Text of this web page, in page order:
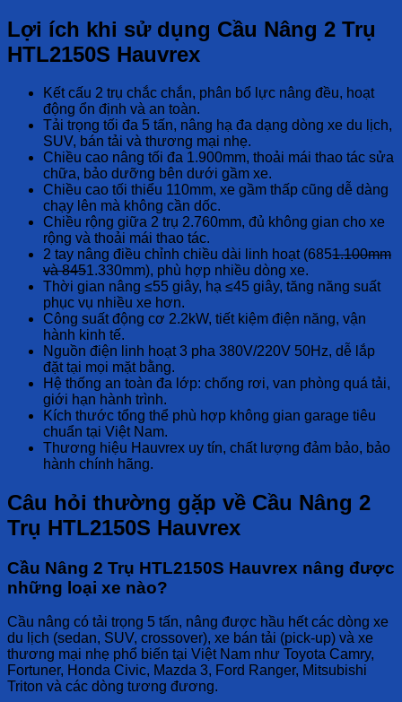
Lợi ích khi sử dụng Cầu Nâng 2 Trụ
HTL2150S Hauvrex
Kết cấu 2 trụ chắc chắn, phân bổ lực nâng đều, hoạt
động ổn định và an toàn.
Tải trọng tối đa 5 tấn, nâng hạ đa dạng dòng xe du lịch,
SUV, bán tải và thương mại nhẹ.
Chiều cao nâng tối đa 1.900mm, thoải mái thao tác sửa
chữa, bảo dưỡng bên dưới gầm xe.
Chiều cao tối thiểu 110mm, xe gầm thấp cũng dễ dàng
chạy lên mà không cần dốc.
Chiều rộng giữa 2 trụ 2.760mm, đủ không gian cho xe
rộng và thoải mái thao tác.
2 tay nâng điều chỉnh chiều dài linh hoạt (6851.100mm
và 8451.330mm), phù hợp nhiều dòng xe.
Thời gian nâng ≤55 giây, hạ ≤45 giây, tăng năng suất
phục vụ nhiều xe hơn.
Công suất động cơ 2.2kW, tiết kiệm điện năng, vận
hành kinh tế.
Nguồn điện linh hoạt 3 pha 380V/220V 50Hz, dễ lắp
đặt tại mọi mặt bằng.
Hệ thống an toàn đa lớp: chống rơi, van phòng quá tải,
giới hạn hành trình.
Kích thước tổng thể phù hợp không gian garage tiêu
chuẩn tại Việt Nam.
Thương hiệu Hauvrex uy tín, chất lượng đảm bảo, bảo
hành chính hãng.
Câu hỏi thường gặp về Cầu Nâng 2
Trụ HTL2150S Hauvrex
Cầu Nâng 2 Trụ HTL2150S Hauvrex nâng được
những loại xe nào?
Cầu nâng có tải trọng 5 tấn, nâng được hầu hết các dòng xe
du lịch (sedan, SUV, crossover), xe bán tải (pick-up) và xe
thương mại nhẹ phổ biến tại Việt Nam như Toyota Camry,
Fortuner, Honda Civic, Mazda 3, Ford Ranger, Mitsubishi
Triton và các dòng tương đương.